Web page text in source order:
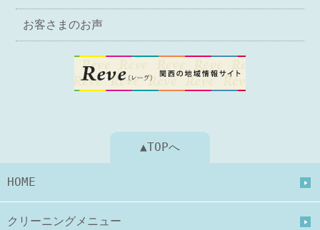
お客さまのお声
▲TOPへ
HOME
クリーニングメニュー